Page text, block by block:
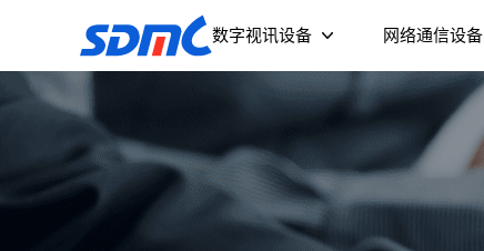
数字视讯设备
流媒体终端及投影仪
智能摄像头
网络通信设备